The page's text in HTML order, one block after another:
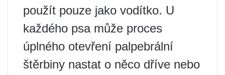
použít pouze jako vodítko. U
každého psa může proces
úplného otevření palpebrální
štěrbiny nastat o něco dříve nebo